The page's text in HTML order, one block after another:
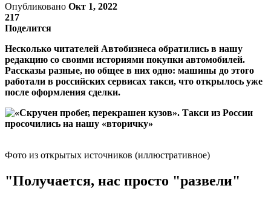
Опубликовано Окт 1, 2022
217
Поделится
Несколько читателей Автобизнеса обратились в нашу
редакцию со своими историями покупки автомобилей.
Рассказы разные, но общее в них одно: машины до этого
работали в российских сервисах такси, что открылось уже
после оформления сделки.
Фото из открытых источников (иллюстративное)
"Получается, нас просто "развели"